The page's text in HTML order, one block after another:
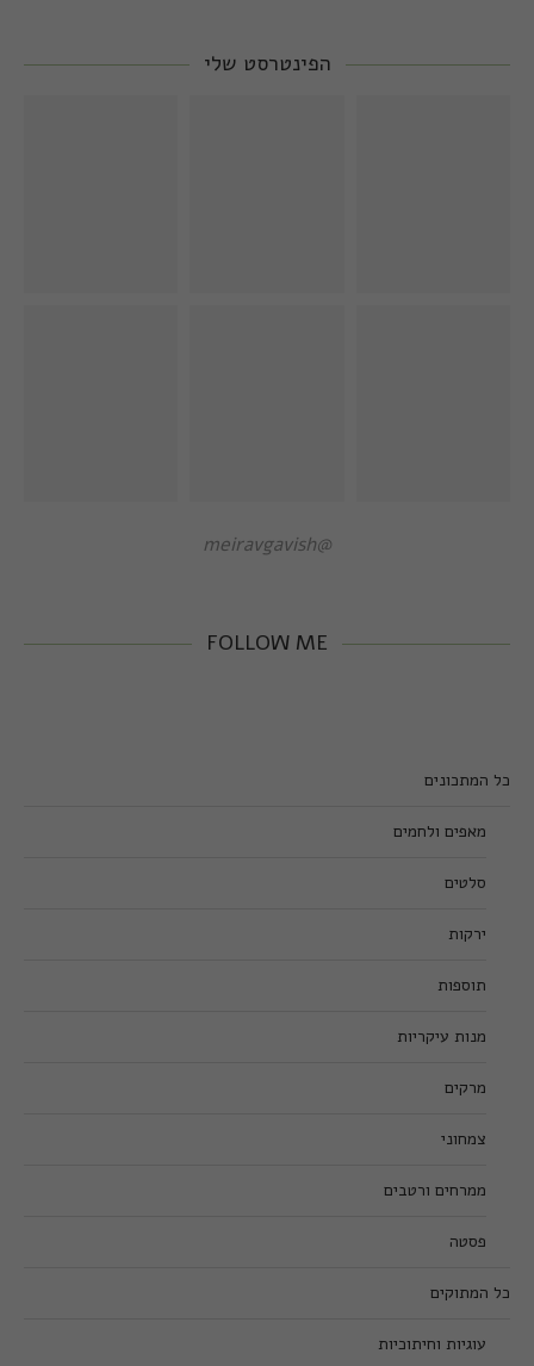
הפינטרסט שלי
@meiravgavish
FOLLOW ME
כל המתכונים
מאפים ולחמים
סלטים
ירקות
תוספות
מנות עיקריות
מרקים
צמחוני
ממרחים ורטבים
פסטה
כל המתוקים
עוגיות וחיתוכיות